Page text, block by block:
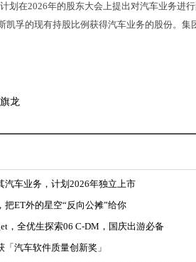
划在2026年的股东大会上提出对汽车业务进
凯孚的现有持股比例获得汽车业务的股份。
旗龙
汽车业务，计划2026年独立上市
把ET外的星空“反向公摊”给你
，全优生探索06 C-DM，国庆出游必备
「汽车软件质量创新奖」